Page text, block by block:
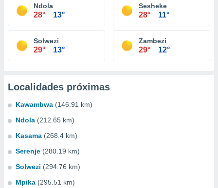
Ndola
28° 13°
Sesheke
28° 11°
Solwezi
29° 13°
Zambezi
29° 12°
Localidades próximas
Kawambwa (146.91 km)
Ndola (212.65 km)
Kasama (268.4 km)
Serenje (280.19 km)
Solwezi (294.76 km)
Mpika (295.51 km)